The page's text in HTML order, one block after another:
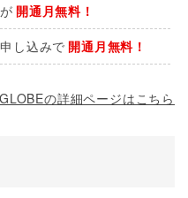
開通月無料！
し込みで 開通月無料！
の詳細ページはこちら